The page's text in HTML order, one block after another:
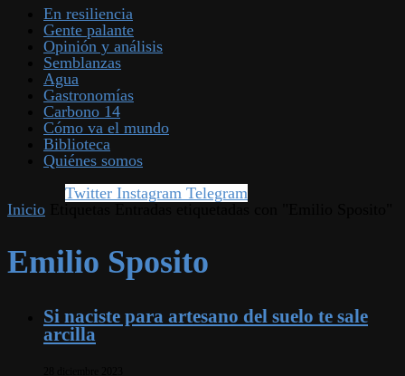
En resiliencia
Gente palante
Opinión y análisis
Semblanzas
Agua
Gastronomías
Carbono 14
Cómo va el mundo
Biblioteca
Quiénes somos
Twitter Instagram Telegram
Inicio
Emilio Sposito
Si naciste para artesano del suelo te sale
arcilla